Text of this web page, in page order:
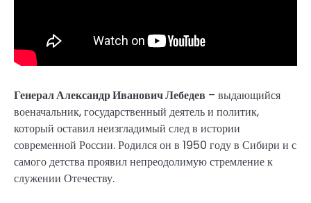
Генерал Александр Иванович Лебедев – выдающийся
военачальник, государственный деятель и политик,
который оставил неизгладимый след в истории
современной России. Родился он в 1950 году в Сибири и с
самого детства проявил непреодолимую стремление к
служении Отечеству.